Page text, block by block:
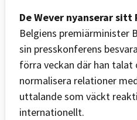
De Wever nyanserar
Belgiens premiärminister
sin presskonferens
förra veckan där han
normalisera relationer
uttalande som väckt
internationellt.